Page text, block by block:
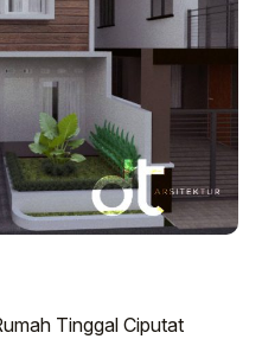
Tinggal Ciputat